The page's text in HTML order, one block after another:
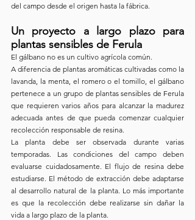
del campo desde el origen hasta la fábrica.
Un proyecto a largo plazo para
plantas sensibles de Ferula
El gálbano no es un cultivo agrícola común.
A diferencia de plantas aromáticas cultivadas como la
lavanda, la menta, el romero o el tomillo, el gálbano
pertenece a un grupo de plantas sensibles de Ferula
que requieren varios años para alcanzar la madurez
adecuada antes de que pueda comenzar cualquier
recolección responsable de resina.
La planta debe ser observada durante varias
temporadas. Las condiciones del campo deben
evaluarse cuidadosamente. El flujo de resina debe
estudiarse. El método de extracción debe adaptarse
al desarrollo natural de la planta. Lo más importante
es que la recolección debe realizarse sin dañar la
vida a largo plazo de la planta.